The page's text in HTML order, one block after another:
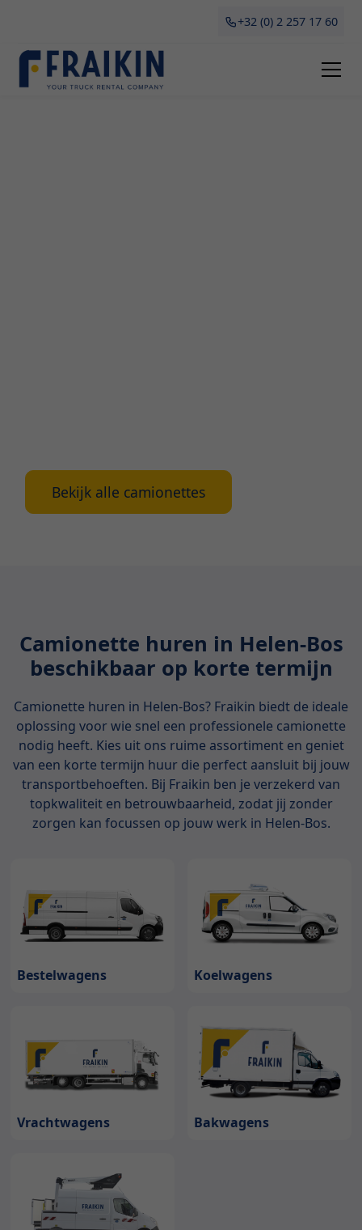
+32 (0) 2 257 17 60
Bekijk alle camionettes
Camionette huren in Helen-Bos
beschikbaar op korte termijn
Camionette huren in Helen-Bos? Fraikin biedt de ideale
oplossing voor wie snel een professionele camionette
nodig heeft. Kies uit ons ruime assortiment en geniet
van een korte termijn huur die perfect aansluit bij jouw
transportbehoeften. Bij Fraikin ben je verzekerd van
topkwaliteit en betrouwbaarheid, zodat jij zonder
zorgen kan focussen op jouw werk in Helen-Bos.
Bestelwagens Koelwagens
Vrachtwagens Bakwagens